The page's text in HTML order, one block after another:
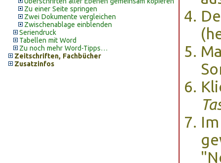
Zu einer Seite springen
Zwei Dokumente vergleichen
Zwischenablage einblenden
Seriendruck
Tabellen mit Word
Zu noch mehr Word-Tipps…
Zeitschriften, Fachbücher
Zusatzinfos